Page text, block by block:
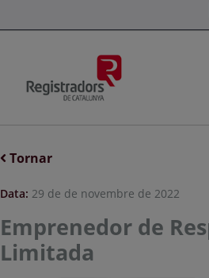
Tornar
Data: 29 de de novembre de 2022
Emprenedor de
Limitada